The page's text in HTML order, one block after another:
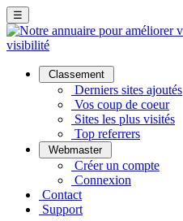
☰
Classement
Derniers sites ajoutés
Vos coup de coeur
Sites les plus visités
Top referrers
Webmaster
Créer un compte
Connexion
Contact
Support